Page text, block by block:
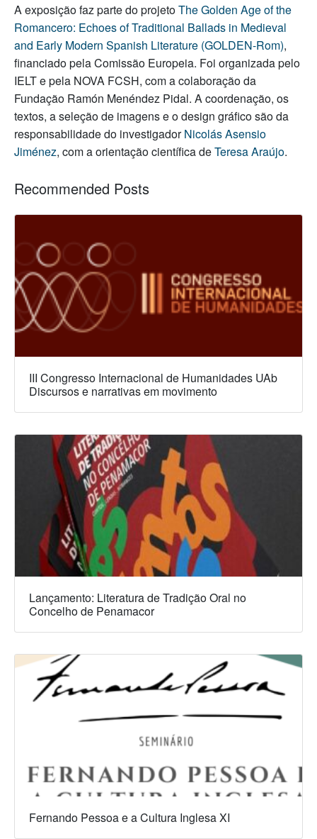
A exposição faz parte do projetoThe Golden Age of the
Romancero: Echoes of Traditional Ballads in Medieval
and Early Modern Spanish Literature (GOLDEN-Rom),
financiado pela Comissão Europeia. Foi organizada pelo
IELT e pela NOVA FCSH, com a colaboração da
Fundação Ramón Menéndez Pidal. A coordenação, os
textos, a seleção de imagens e o design gráfico são da
responsabilidade do investigadorNicolás Asensio
Jiménez, com a orientação científica deTeresa Araújo.
Recommended Posts
III Congresso Internacional de Humanidades UAb
Discursos e narrativas em movimento
Lançamento: Literatura de Tradição Oral no
Concelho de Penamacor
Fernando Pessoa e a Cultura Inglesa XI